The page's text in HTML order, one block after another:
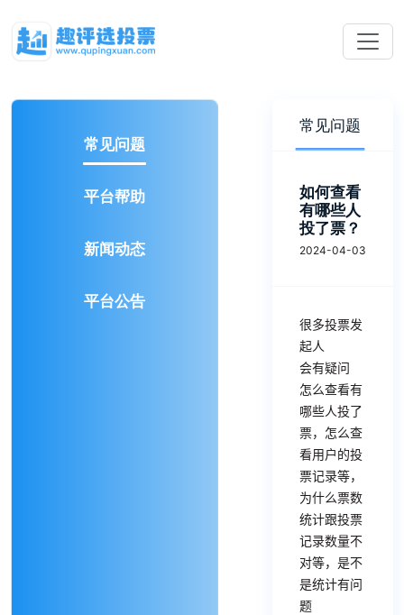
常见问题
平台帮助
新闻动态
平台公告
常见问题
如何查看
有哪些人
投了票？
2024-04-03
很多投票发
起人
会有疑问
怎么查看有
哪些人投了
票，怎么查
看用户的投
票记录等，
为什么票数
统计跟投票
记录数量不
对等，是不
是统计有问
题